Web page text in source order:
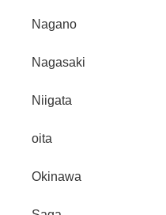
Nagano
Nagasaki
Niigata
oita
Okinawa